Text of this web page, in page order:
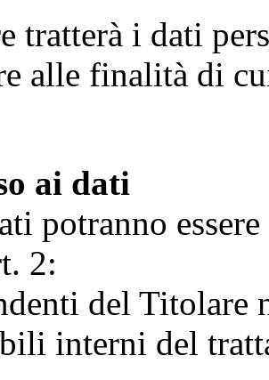
tratterà i dati
alle finalità di
ai dati
potranno
2:
del Titolare
interni del